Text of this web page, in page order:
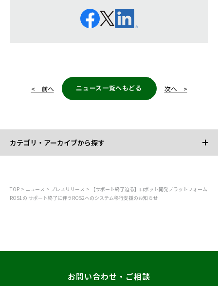
カテゴリ・アーカイブから探す
すべて
メディア掲載
< 前へ ニュース一覧へもどる 次へ >
TOP ニュース プレスリリース
【サポート終了迫る】ロボット開発プラットフォーム
ROS1の サポート終了に伴うROS2へのシステム移行支援のお知らせ
お問い合わせ・ご相談